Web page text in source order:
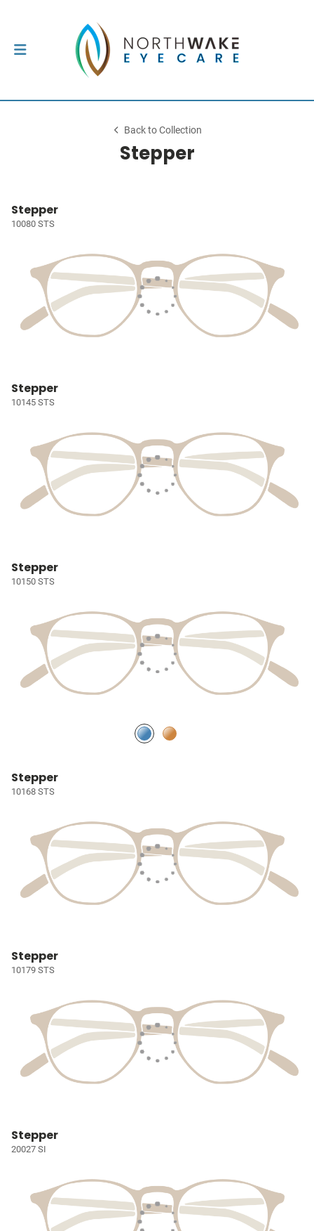
Back to Collection
Stepper
Stepper
10080 STS
Stepper
10145 STS
Stepper
10150 STS
Stepper
10168 STS
Stepper
10179 STS
Stepper
20027 SI